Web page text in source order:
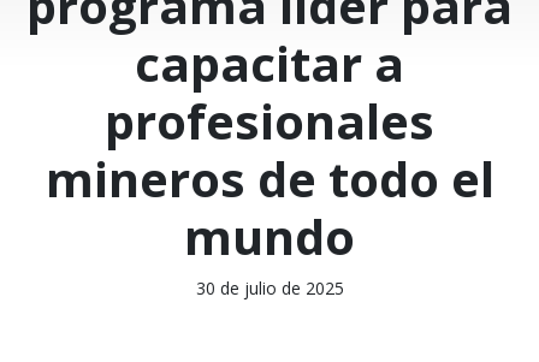
capacitar a
profesionales
mineros de todo el
mundo
30 de julio de 2025